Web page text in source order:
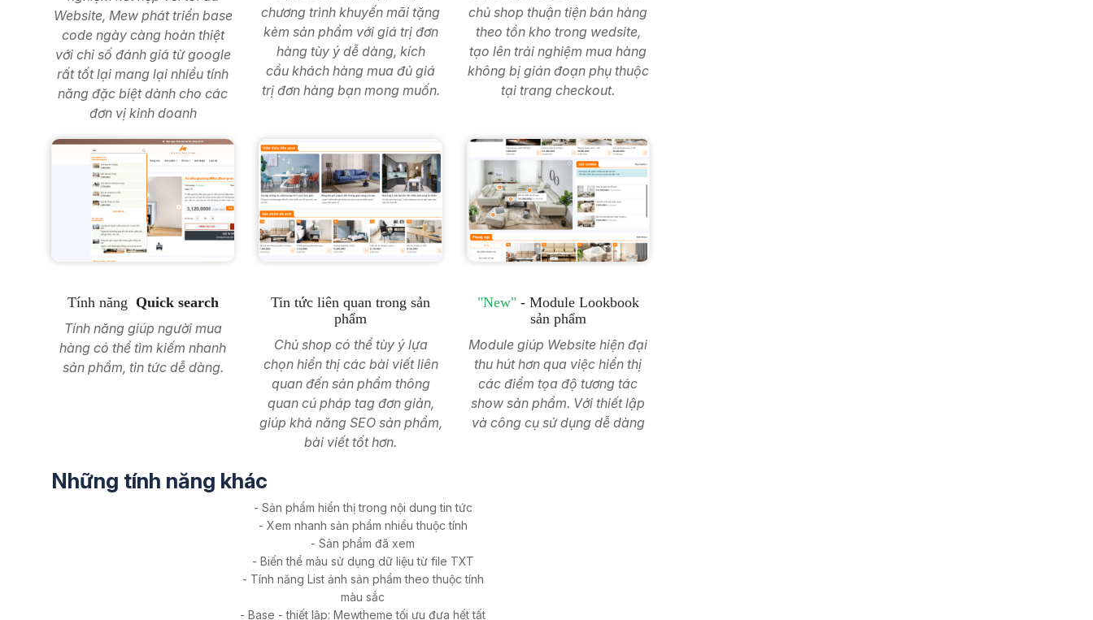
Website, Mew phát triển base
code ngày càng hoàn thiệt
với chỉ số đánh giá từ google
rất tốt lại mang lại nhiều tính
năng đặc biệt dành cho các
đơn vị kinh doanh
chương trình khuyến mãi tặng
kèm sản phẩm với giá trị đơn
hàng tùy ý dễ dàng, kích
cầu khách hàng mua đủ giá
trị đơn hàng bạn mong muốn.
chủ shop thuận tiện bán hàng
theo tồn kho trong wedsite,
tạo lên trải nghiệm mua hàng
không bị gián đoạn phụ thuộc
tại trang checkout.
Tính năng Quick search
Tính năng giúp người mua
hàng có thể tìm kiếm nhanh
sản phẩm, tin tức dễ dàng.
Tin tức liên quan trong sản
phẩm
Chủ shop có thể tùy ý lựa
chọn hiển thị các bài viết liên
quan đến sản phẩm thông
quan cú pháp tag đơn giản,
giúp khả năng SEO sản phẩm,
bài viết tốt hơn.
"New" - Module Lookbook
sản phẩm
Module giúp Website hiện đại
thu hút hơn qua việc hiển thị
các điểm tọa độ tương tác
show sản phẩm. Với thiết lập
và công cụ sử dụng dễ dàng
Những tính năng khác
- Sản phẩm hiển thị trong nội dung tin tức
- Xem nhanh sản phẩm nhiều thuộc tính
- Sản phẩm đã xem
- Biến thể màu sử dụng dữ liệu từ file TXT
- Tính năng List ảnh sản phẩm theo thuộc tính
màu sắc
- Base - thiết lập: Mewtheme tối ưu đưa hết tất